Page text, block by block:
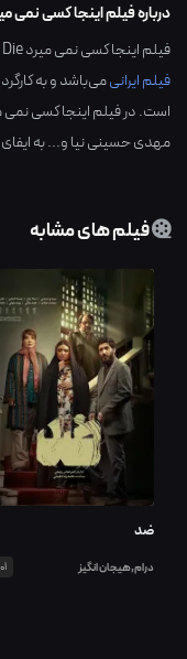
درباره فیلم اینجا کسی نمی
فیلم اینجا کسی نمی میرد Here One Does Not Die محصول کشور
فیلم ایرانیمی‌باشد و به
است. در فیلم اینجا کسی نمی
مهدی حسینی نیاو... به
فیلم های مشابه
ضد
درام,هیجان انگیز